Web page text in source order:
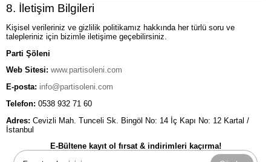
8. İletişim Bilgileri
Kişisel verileriniz ve gizlilik politikamız hakkında her türlü soru ve
talepleriniz için bizimle iletişime geçebilirsiniz.
Parti Şöleni
Web Sitesi: www.partisoleni.com
E-posta: info@partisoleni.com
Telefon: 0538 932 71 60
Adres: Cevizli Mah. Tunceli Sk. Bingöl No: 14 İç Kapı No: 12 Kartal /
İstanbul
E-Bültene kayıt ol fırsat & indirimleri kaçırma!